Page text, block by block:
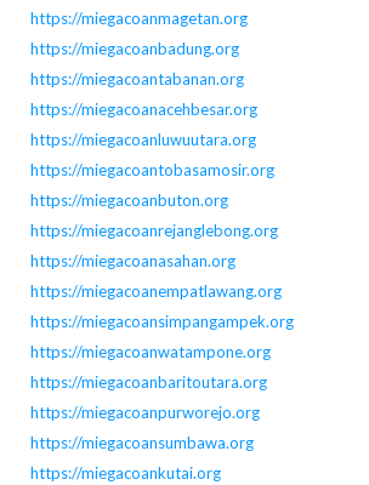
https://miegacoanmagetan.org
https://miegacoanbadung.org
https://miegacoantabanan.org
https://miegacoanacehbesar.org
https://miegacoanluwuutara.org
https://miegacoantobasamosir.org
https://miegacoanbuton.org
https://miegacoanrejanglebong.org
https://miegacoanasahan.org
https://miegacoanempatlawang.org
https://miegacoansimpangampek.org
https://miegacoanwatampone.org
https://miegacoanbaritoutara.org
https://miegacoanpurworejo.org
https://miegacoansumbawa.org
https://miegacoankutai.org